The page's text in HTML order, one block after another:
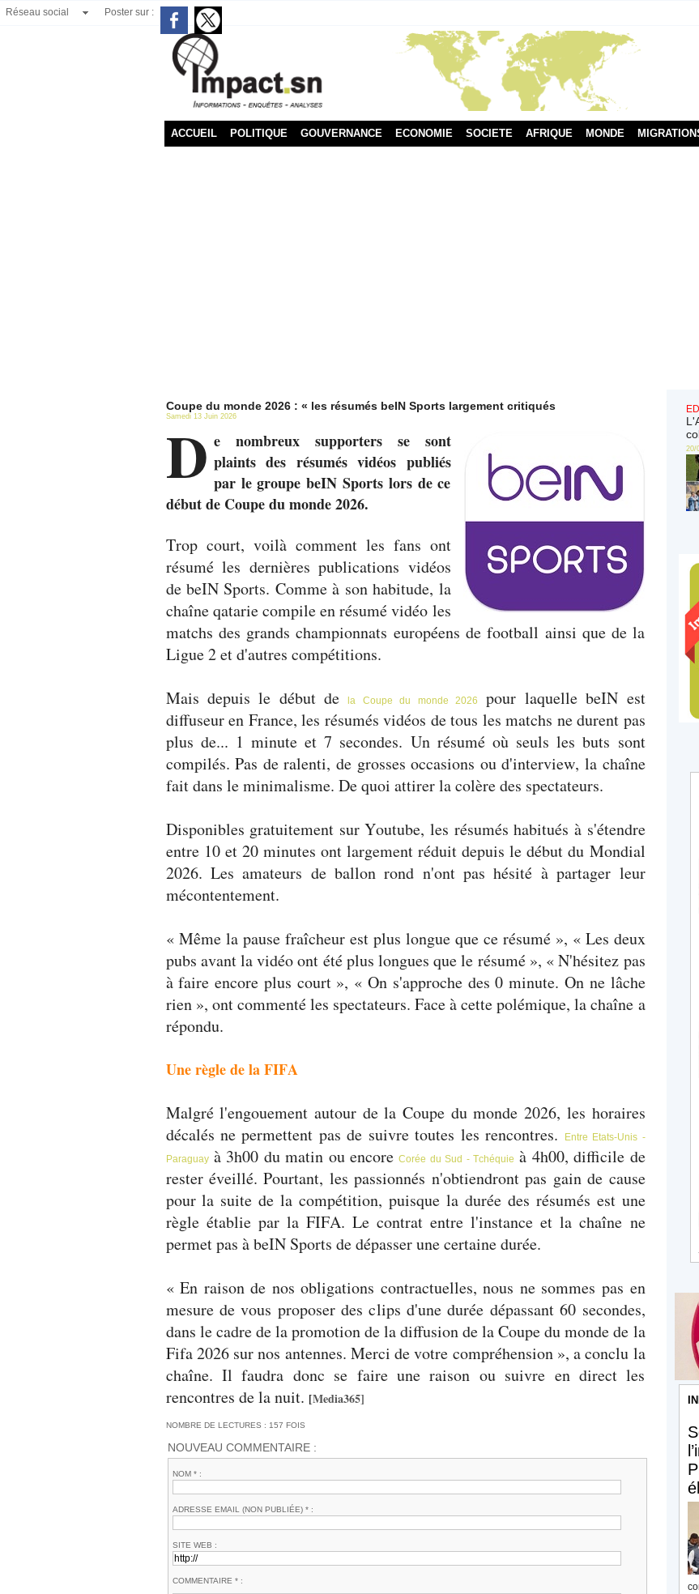
Réseau social Poster sur :
ACCUEIL POLITIQUE GOUVERNANCE ECONOMIE SOCIETE AFRIQUE MONDE
Coupe du monde 2026 : « les résumés beIN Sports largement critiqués
Samedi 13 Juin 2026
D e nombreux supporters se sont
plaints des résumés vidéos publiés
par le groupe beIN Sports lors de ce
début de Coupe du monde 2026.
Trop court, voilà comment les fans ont
résumé les dernières publications vidéos
de beIN Sports. Comme à son habitude, la
chaîne qatarie compile en résumé vidéo les
matchs des grands championnats européens de football ainsi que de la
Ligue 2 et d'autres compétitions.
Mais depuis le début dela Coupe du monde 2026
pour laquelle beIN est
diffuseur en France, les résumés vidéos de tous les matchs ne durent pas
plus de... 1 minute et 7 secondes. Un résumé où seuls les buts sont
compilés. Pas de ralenti, de grosses occasions ou d'interview, la chaîne
fait dans le minimalisme. De quoi attirer la colère des spectateurs.
Disponibles gratuitement sur Youtube, les résumés habitués à s'étendre
entre 10 et 20 minutes ont largement réduit depuis le début du Mondial
2026. Les amateurs de ballon rond n'ont pas hésité à partager leur
mécontentement.
« Même la pause fraîcheur est plus longue que ce résumé », « Les deux
pubs avant la vidéo ont été plus longues que le résumé », « N'hésitez pas
à faire encore plus court », « On s'approche des 0 minute. On ne lâche
rien », ont commenté les spectateurs. Face à cette polémique, la chaîne a
répondu.
Une règle de la FIFA
Malgré l'engouement autour de la Coupe du monde 2026, les horaires
décalés ne permettent pas de suivre toutes les rencontres.
Entre Etats-Unis -
Paraguayà 3h00 du matin ou encoreCorée du Sud - Tchéquie à 4h00, difficile de
rester éveillé. Pourtant, les passionnés n'obtiendront pas gain de cause
pour la suite de la compétition, puisque la durée des résumés est une
règle établie par la FIFA. Le contrat entre l'instance et la chaîne ne
permet pas à beIN Sports de dépasser une certaine durée.
« En raison de nos obligations contractuelles, nous ne sommes pas en
mesure de vous proposer des clips d'une durée dépassant 60 secondes,
dans le cadre de la promotion de la diffusion de la Coupe du monde de la
Fifa 2026 sur nos antennes. Merci de votre compréhension », a conclu la
chaîne. Il faudra donc se faire une raison ou suivre en direct les
rencontres de la nuit. [Media365]
NOMBRE DE LECTURES : 157 FOIS
NOUVEAU COMMENTAIRE :
NOM * :
ADRESSE EMAIL (NON PUBLIÉE) * :
SITE WEB :
COMMENTAIRE * :
20/